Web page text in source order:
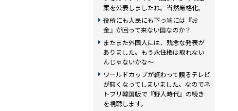
案を公表しましたね。当然厳格化。
役所にも人民にも下っ端には『お
金』が回って来ない国なのか？
またまた外国人には、残念な発表が
ありました。もう永住権は取れない
んじゃないかな〜
ワールドカップが終わって観るテレビ
が無くなってしまいました。なのでネ
トフリ韓国版で『野人時代』の続き
を視聴します。